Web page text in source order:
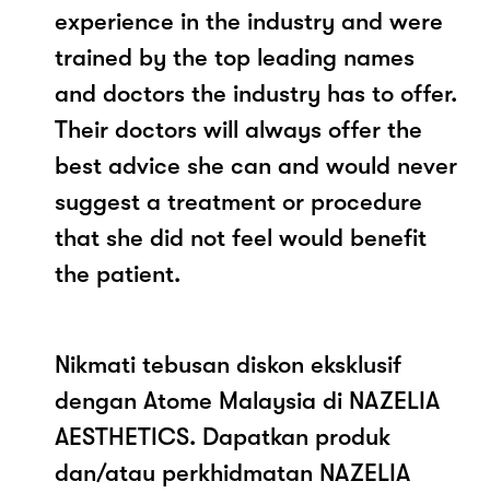
experience in the industry and were
trained by the top leading names
and doctors the industry has to offer.
Their doctors will always offer the
best advice she can and would never
suggest a treatment or procedure
that she did not feel would benefit
the patient.
Nikmati tebusan diskon eksklusif
dengan Atome Malaysia di NAZELIA
AESTHETICS. Dapatkan produk
dan/atau perkhidmatan NAZELIA